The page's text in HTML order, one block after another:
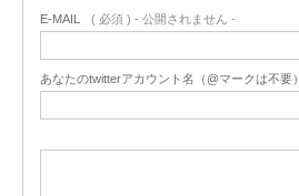
E-MAIL ( 必須 ) - 公開されません -
あなたのtwitterアカウント名（@マークは不要）